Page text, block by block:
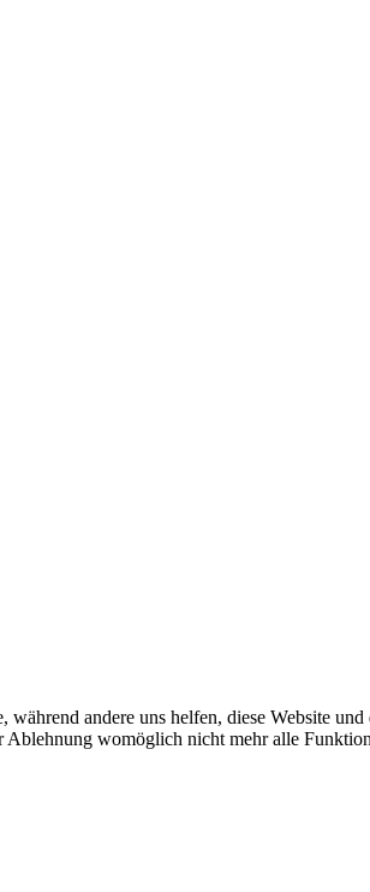
andere uns helfen, diese Website
womöglich nicht mehr alle